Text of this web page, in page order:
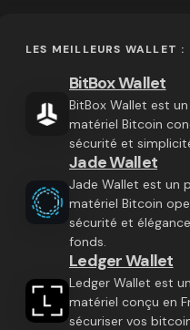
LES MEILLEURS WALLET :
BitBox Wallet
BitBox Wallet est
matériel Bitcoin
sécurité et
Jade Wallet
Jade Wallet est un
matériel Bitcoin
sécurité et
fonds.
Ledger Wallet
Ledger Wallet est
matériel conçu en
sécuriser vos